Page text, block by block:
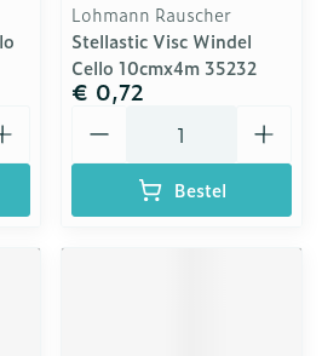
Lohmann Rauscher
Stellastic Visc Windel
Cello 10cmx4m 35232
€ 0,72
Bestel